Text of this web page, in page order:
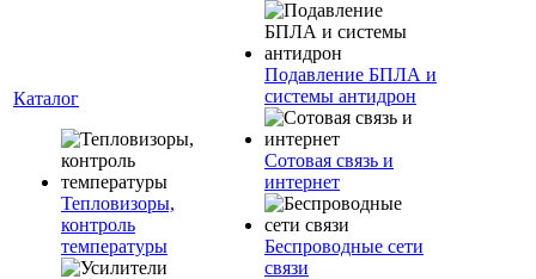
Каталог
Тепловизоры,
контроль
температуры
Подавление БПЛА и
системы антидрон
Сотовая связь и
интернет
Беспроводные сети
связи